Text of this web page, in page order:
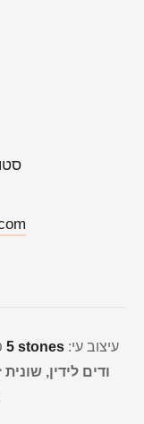
עיצוב עי: 5 stones
ודים לידין,